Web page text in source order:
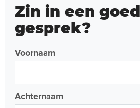
Zin in een goed
gesprek?
Voornaam
Achternaam